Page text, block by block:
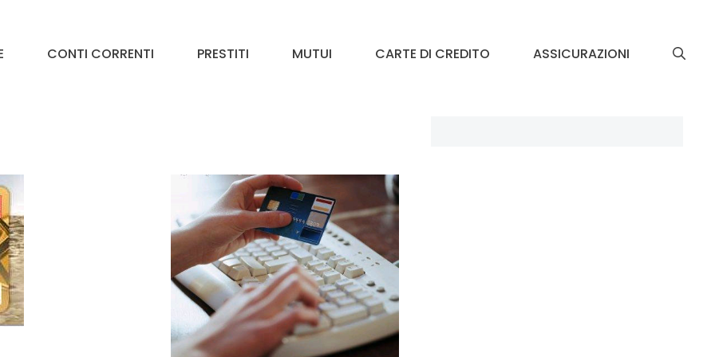
CONTI CORRENTI PRESTITI MUTUI CARTE DI CREDITO ASSICURAZIONI